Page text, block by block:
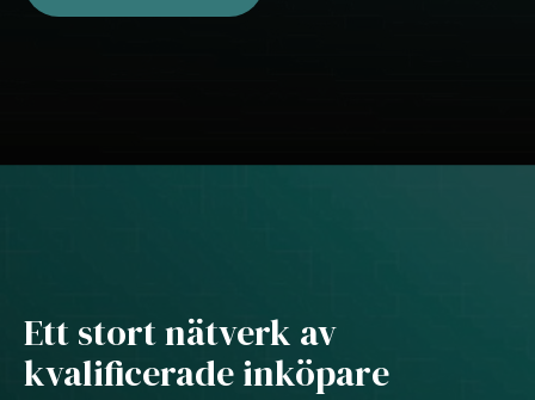
Ett stort nätverk av
kvalificerade inköpare